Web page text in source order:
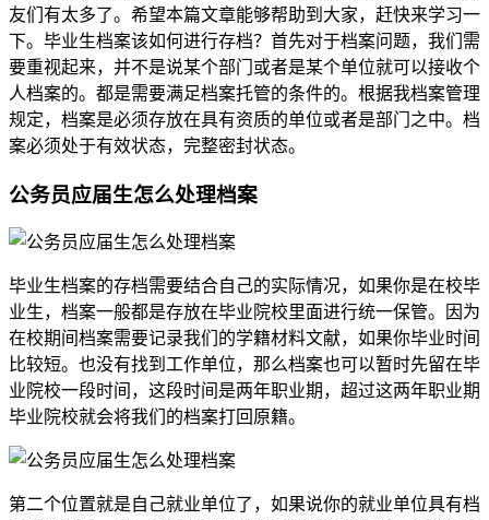
友们有太多了。希望本篇文章能够帮助到大家，赶快来学习一
下。毕业生档案该如何进行存档？首先对于档案问题，我们需
要重视起来，并不是说某个部门或者是某个单位就可以接收个
人档案的。都是需要满足档案托管的条件的。根据我档案管理
规定，档案是必须存放在具有资质的单位或者是部门之中。档
案必须处于有效状态，完整密封状态。
公务员应届生怎么处理档案
毕业生档案的存档需要结合自己的实际情况，如果你是在校毕
业生，档案一般都是存放在毕业院校里面进行统一保管。因为
在校期间档案需要记录我们的学籍材料文献，如果你毕业时间
比较短。也没有找到工作单位，那么档案也可以暂时先留在毕
业院校一段时间，这段时间是两年职业期，超过这两年职业期
毕业院校就会将我们的档案打回原籍。
第二个位置就是自己就业单位了，如果说你的就业单位具有档